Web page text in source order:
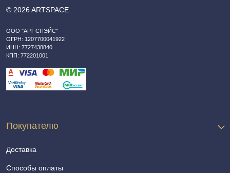
© 2026 ARTSPACE
ООО "АРТ СПЭЙС"
ОГРН: 1207700041922
ИНН: 7727438840
КПП: 772201001
Покупателю
Доставка
Способы оплаты